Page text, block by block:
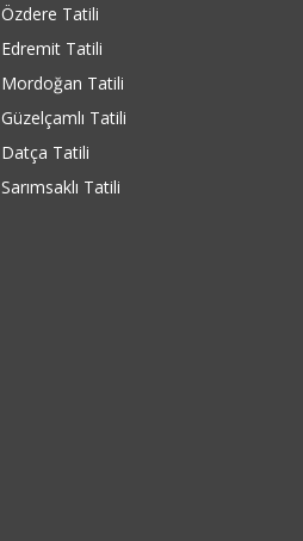
Özdere Tatili
Edremit Tatili
Mordoğan Tatili
Güzelçamlı Tatili
Datça Tatili
Sarımsaklı Tatili